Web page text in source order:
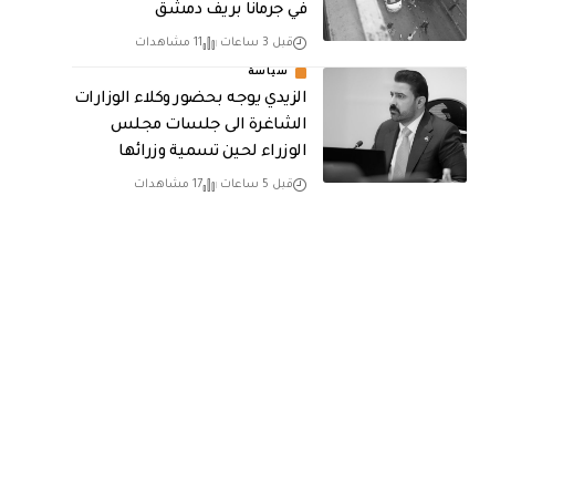
في جرمانا بريف دمشق
قبل 3 ساعات 11 مشاهدات
سياسة
الزيدي يوجه بحضور وكلاء الوزارات
الشاغرة الى جلسات مجلس
الوزراء لحين تسمية وزرائها
قبل 5 ساعات 17 مشاهدات